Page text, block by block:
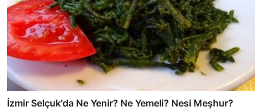
İzmir Selçuk'da Ne Yenir? Ne Yemeli? Nesi Meşhur?